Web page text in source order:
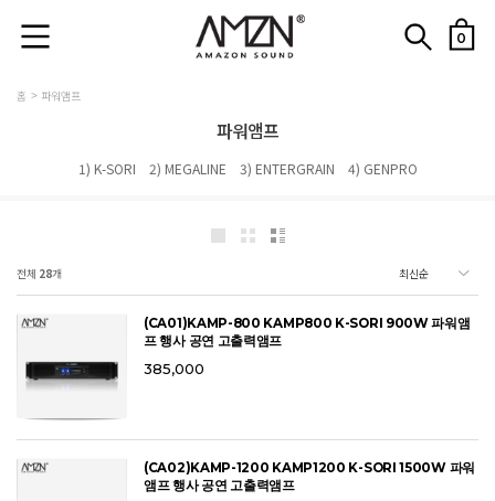
0
홈 파워앰프
파워앰프
1) K-SORI 2) MEGALINE 3) ENTERGRAIN 4) GENPRO
전체 28개
(CA01)KAMP-800 KAMP800 K-SORI 900W 파워앰
프 행사 공연 고출력앰프
385,000
(CA02)KAMP-1200 KAMP1200 K-SORI 1500W 파워
앰프 행사 공연 고출력앰프